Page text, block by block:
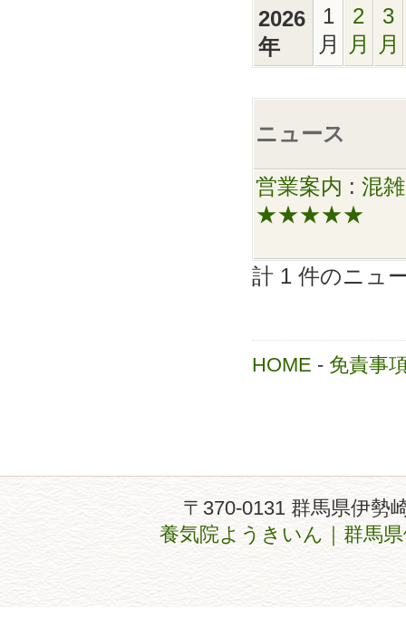
2026
年
1
月
2
月
3
月
ニュース
営業案内 : 混
★★★★★
計 1 件のニュ
HOME - 免責事
〒370-0131 群馬県伊勢
養気院ようきいん｜群馬